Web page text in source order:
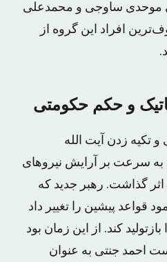
موحدی ساوجی و محمدعلی
افراد این گروه از
و حکم حکومتی
تکیه زدن آیت الله
به سرعت بر آرایش نیروهای
گذاشت. رهبر جدید که
قواعد پیشین را تغییر داد
کند. از این زمان بود
احمد جنتی به عنوان